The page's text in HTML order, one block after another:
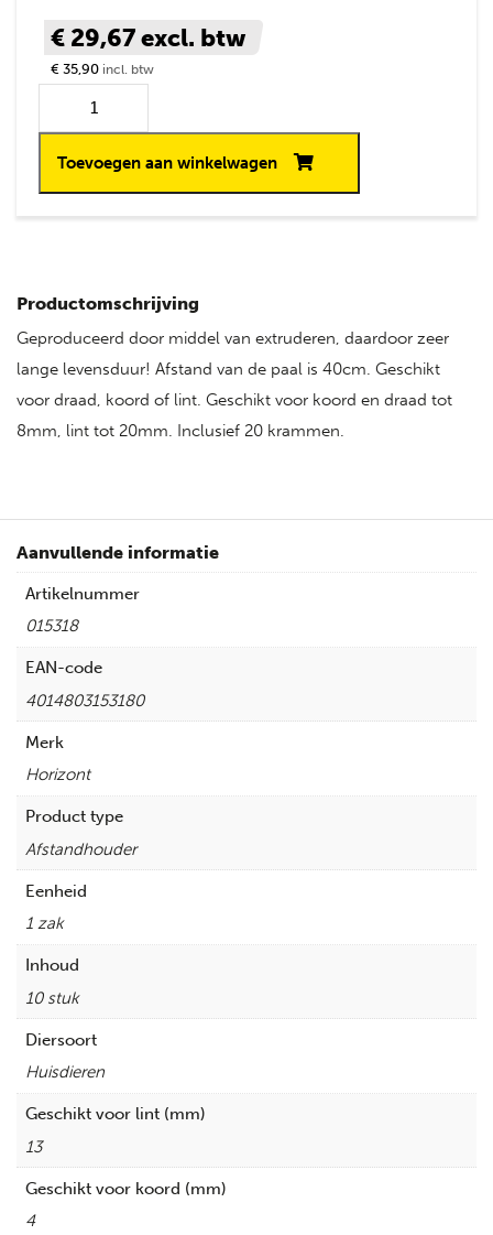
€ 29,67excl. btw
€ 35,90 incl. btw
Toevoegen aan winkelwagen
Productomschrijving
Geproduceerd door middel van extruderen, daardoor zeer
lange levensduur! Afstand van de paal is 40cm. Geschikt
voor draad, koord of lint. Geschikt voor koord en draad tot
8mm, lint tot 20mm. Inclusief 20 krammen.
Aanvullende informatie
Artikelnummer
015318
EAN-code
4014803153180
Merk
Horizont
Product type
Afstandhouder
Eenheid
1 zak
Inhoud
10 stuk
Diersoort
Huisdieren
Geschikt voor lint (mm)
13
Geschikt voor koord (mm)
4